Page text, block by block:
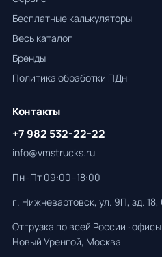
Бесплатные калькуляторы
Весь каталог
Бренды
Политика обработки ПДн
Контакты
+7 982 532-22-22
info@vmstrucks.ru
Пн–Пт 09:00–18:00
г. Нижневартовск, ул. 9П, зд.
Отгрузка по всей России ·
Новый Уренгой, Москва